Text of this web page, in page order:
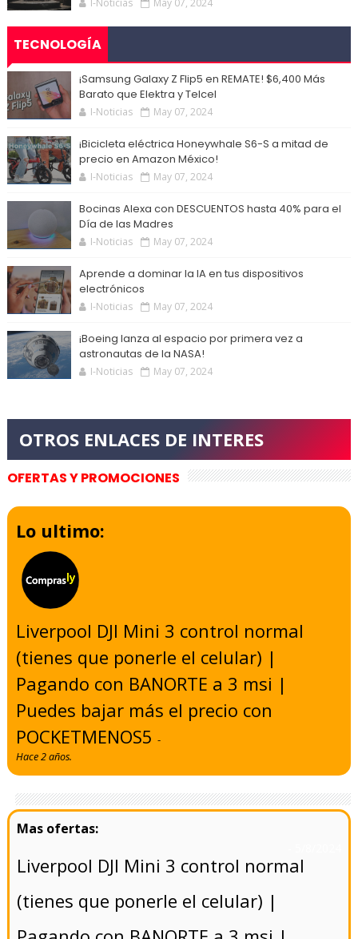
I-Noticias May 07, 2024
TECNOLOGÍA
¡Samsung Galaxy Z Flip5 en REMATE! $6,400 Más
Barato que Elektra y Telcel
I-Noticias May 07, 2024
¡Bicicleta eléctrica Honeywhale S6-S a mitad de
precio en Amazon México!
I-Noticias May 07, 2024
Bocinas Alexa con DESCUENTOS hasta 40% para el
Día de las Madres
I-Noticias May 07, 2024
Aprende a dominar la IA en tus dispositivos
electrónicos
I-Noticias May 07, 2024
¡Boeing lanza al espacio por primera vez a
astronautas de la NASA!
I-Noticias May 07, 2024
OFERTAS Y PROMOCIONES
Lo ultimo:
Liverpool DJI Mini 3 control normal
(tienes que ponerle el celular) |
Pagando con BANORTE a 3 msi |
Puedes bajar más el precio con
POCKETMENOS5-
Hace 2 años.
Liverpool DJI Mini 3 control normal
(tienes que ponerle el celular) |